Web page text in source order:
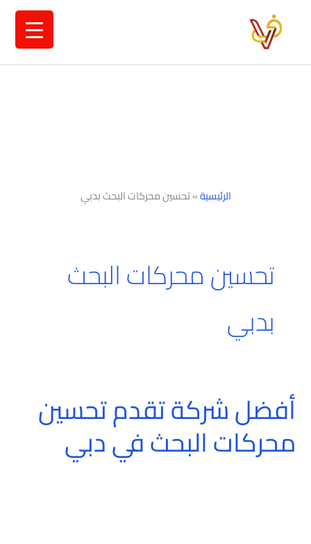
الرئيسية»تحسين محركات البحث بدبي
تحسين محركات البحث
بدبي
أفضل شركة تقدم تحسين
محركات البحث في دبي
أفضل
شركة
تقدم
تحسين